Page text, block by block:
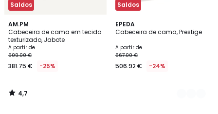
Saldos
AM.PM
Cabeceira de cama em tecido
texturizado, Jabote
A partir de
509.00 €
381.75 € -25%
4,7
/ 5
4,7
/
Saldos
EPEDA
Cabeceira de cama, Prestige
A partir de
667.00 €
506.92 € -24%
3
Cores